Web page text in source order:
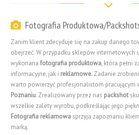
Fotografia Produktowa/
Zanim klient zdecyduje się na zakup danego
obejrzeć. W przypadku sklepów
wykonanafotografia produktowa, która pełni
informacyjne, jak i reklamowe. Zadanie
warto powierzyć profesjonalistom pracującym
Poznaniu. Zrealizowany przez nas packshot
wszelkie zalety wyrobu, podkreślając jego
Fotografia reklamowa sprzyja zapoznaniu
marką.